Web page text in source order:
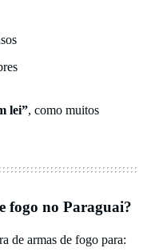
lei”, como muitos
fogo no Paraguai?
de armas de fogo para: